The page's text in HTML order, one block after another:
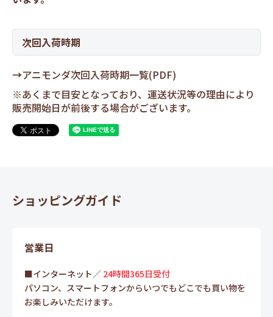
次回入荷時期
→アニモンダ次回入荷時期一覧(PDF)
※あくまで目安となっており、運送状況等の理由により
販売開始日が前後する場合がございます。
ショッピングガイド
営業日
■インターネット／ 24時間365日受付
パソコン、スマートフォンからいつでもどこでも買い物を
お楽しみいただけます。